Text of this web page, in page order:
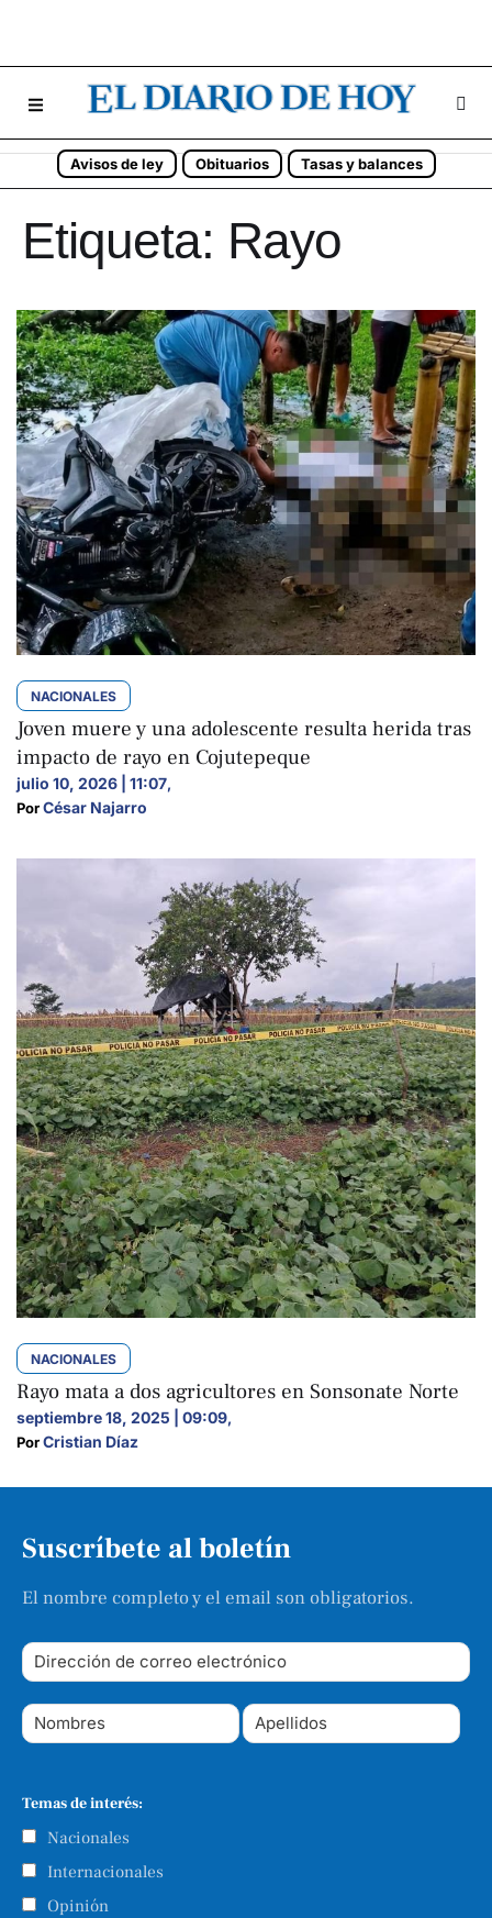
Avisos de ley Obituarios Tasas y balances
Etiqueta: Rayo
NACIONALES
Joven muere y una adolescente resulta herida tras
impacto de rayo en Cojutepeque
julio 10, 2026 | 11:07,
Por César Najarro
NACIONALES
Rayo mata a dos agricultores en Sonsonate Norte
septiembre 18, 2025 | 09:09,
Por Cristian Díaz
Suscríbete al boletín
El nombre completo y el email son obligatorios.
Temas de interés:
Nacionales
Internacionales
Opinión